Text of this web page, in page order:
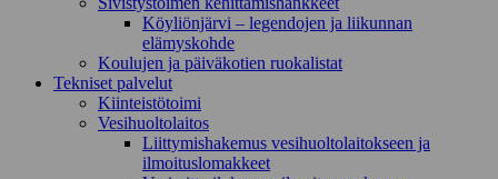
Köyliönjärvi – legendojen ja liikunnan
elämyskohde
Koulujen ja päiväkotien ruokalistat
Tekniset palvelut
Kiinteistötoimi
Vesihuoltolaitos
Liittymishakemus vesihuoltolaitokseen ja
ilmoituslomakkeet